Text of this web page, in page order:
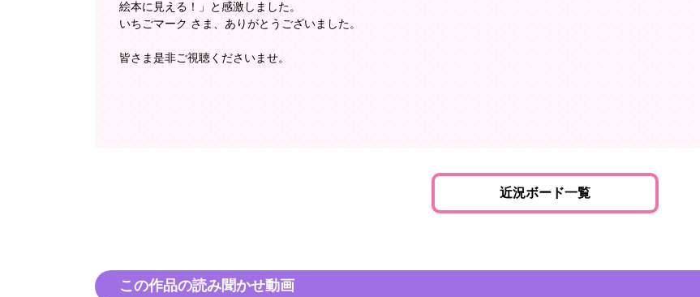
絵本に見える！」と感激しました。
いちごマーク さま、ありがとうございました。
皆さま是非ご視聴くださいませ。
近況ボード一覧
この作品の読み聞かせ動画